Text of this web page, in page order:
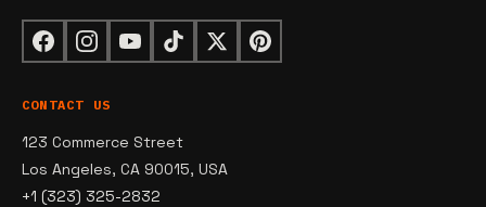
CONTACT US
123 Commerce Street
Los Angeles, CA 90015, USA
+1 (323) 325-2832